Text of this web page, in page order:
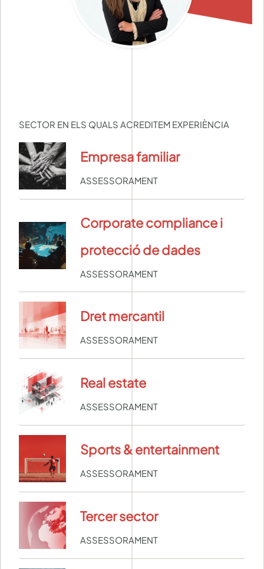
SECTOR EN ELS QUALS ACREDITEM EXPERIÈNCIA
Empresa familiar
ASSESSORAMENT
Corporate compliance i
protecció de dades
ASSESSORAMENT
Dret mercantil
ASSESSORAMENT
Real estate
ASSESSORAMENT
Sports & entertainment
ASSESSORAMENT
Tercer sector
ASSESSORAMENT